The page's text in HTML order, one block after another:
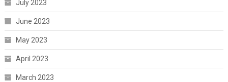
July 2023
June 2023
May 2023
April 2023
March 2023